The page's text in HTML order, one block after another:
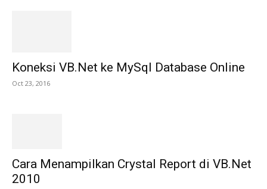
Koneksi VB.Net ke MySql Database Online
Oct 23, 2016
Cara Menampilkan Crystal Report di VB.Net
2010